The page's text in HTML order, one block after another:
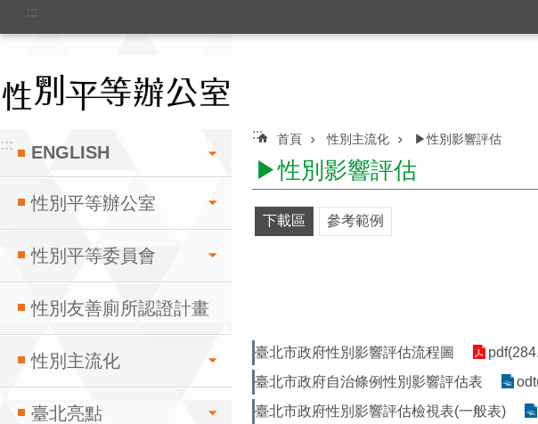
跳到主要內容區塊
:::
::: ENGLISH
性別平等辦公室
性別平等委員會
性別友善廁所認證計畫
性別主流化
臺北亮點
::: 首頁 性別主流化 ▶性別影響評估
▶性別影響評估
下載區 參考範例
臺北市政府性別影響評估流程圖
臺北市政府自治條例性別影響評估表
臺北市政府性別影響評估檢視表(一般表)